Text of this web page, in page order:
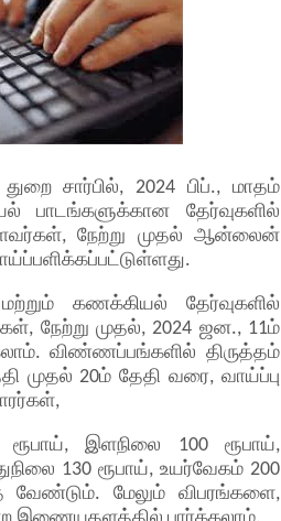
சார்பில், 2024 பிப்., மாதம்
பாடங்களுக்கான தேர்வுகளில்
நேற்று முதல் ஆன்லைன்
மற்றும் கணக்கியல் தேர்வுகளில்
நேற்று முதல், 2024 ஜன., 11ம்
விண்ணப்பங்களில் திருத்தம்
முதல் 20ம் தேதி வரை, வாய்ப்பு
இளநிலை 100 ரூபாய்,
130 ரூபாய், உயர்வேகம் 200
மேலும் விபரங்களை,